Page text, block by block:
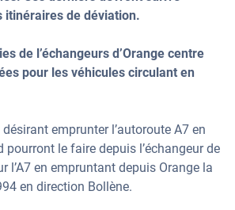
itinéraires de déviation.
de l’échangeurs d’Orange centre
pour les véhicules circulant en
emprunter l’autoroute A7 en
pourront le faire depuis l’échangeur de
l’A7 en empruntant depuis Orange la
en direction Bollène.